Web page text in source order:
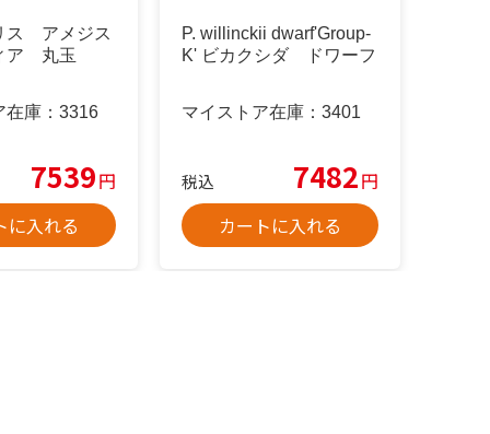
ス アメジス
ア 丸玉
庫： 3316
7539円
に入れる
P. willinckii dwarf'Group-
K' ビカクシダ ドワーフ
マイストア在庫： 3401
税込 7482円
カートに入れる